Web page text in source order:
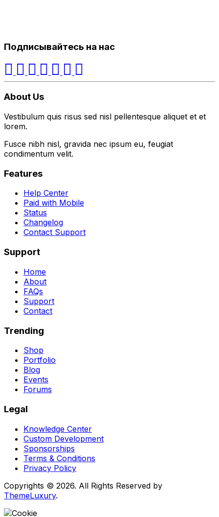
Подписывайтесь на нас
About Us
Vestibulum quis risus sed nisl pellentesque aliquet et et
lorem.
Fusce nibh nisl, gravida nec ipsum eu, feugiat
condimentum velit.
Features
Help Center
Paid with Mobile
Status
Changelog
Contact Support
Support
Home
About
FAQs
Support
Contact
Trending
Shop
Portfolio
Blog
Events
Forums
Legal
Knowledge Center
Custom Development
Sponsorships
Terms & Conditions
Privacy Policy
Copyrights © 2026. All Rights Reserved by
ThemeLuxury.